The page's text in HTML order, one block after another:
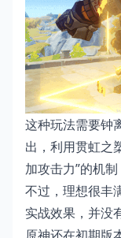
这种玩法需要钟
出，利用贯虹之
加攻击力”的机制
不过，理想很丰
实战效果，并没